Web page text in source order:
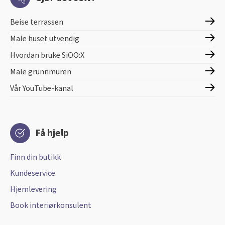
Beise terrassen
Male huset utvendig
Hvordan bruke SiOO:X
Male grunnmuren
Vår YouTube-kanal
Få hjelp
Finn din butikk
Kundeservice
Hjemlevering
Book interiørkonsulent